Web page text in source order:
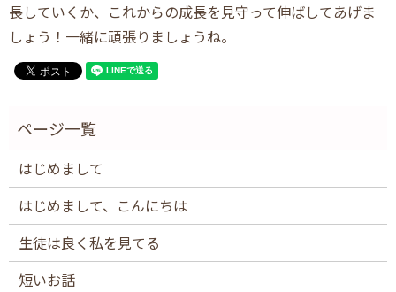
長していくか、これからの成長を見守って伸ばしてあげま
しょう！一緒に頑張りましょうね。
はじめまして
はじめまして、こんにちは
生徒は良く私を見てる
短いお話